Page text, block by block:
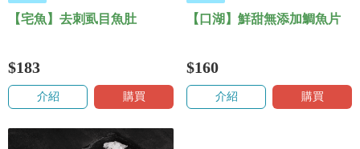
【宅魚】去刺虱目魚肚
$183
介紹 購買
【口湖】鮮甜無添加鯛魚片
$160
介紹 購買